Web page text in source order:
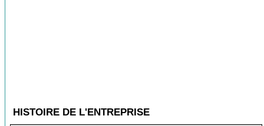
HISTOIRE DE L'ENTREPRISE